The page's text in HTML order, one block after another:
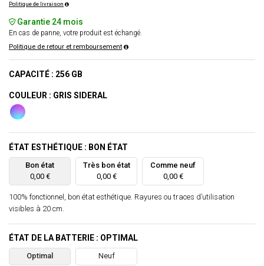
Politique de livraison
Garantie 24 mois
En cas de panne, votre produit est échangé.
Politique de retour et remboursement
CAPACITÉ : 256 GB
COULEUR : GRIS SIDERAL
ÉTAT ESTHÉTIQUE : BON ÉTAT
Bon état
0,00 €
Très bon état
0,00 €
Comme neuf
0,00 €
100% fonctionnel, bon état esthétique. Rayures ou traces d’utilisation
visibles à 20 cm.
ÉTAT DE LA BATTERIE : OPTIMAL
Optimal Neuf